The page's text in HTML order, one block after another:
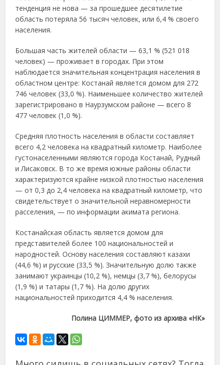
тенденция не нова — за прошедшее десятилетие
область потеряла 56 тысяч человек, или 6,4 % своего
населения.
Большая часть жителей области — 63,1 % (521 018
человек) — проживает в городах. При этом
наблюдается значительная концентрация населения в
областном центре: Костанай является домом для 272
746 человек (33,0 %). Наименьшее количество жителей
зарегистрировано в Наурзумском районе — всего 8
477 человек (1,0 %).
Средняя плотность населения в области составляет
всего 4,2 человека на квадратный километр. Наиболее
густонаселенными являются города Костанай, Рудный
и Лисаковск. В то же время южные районы области
характеризуются крайне низкой плотностью населения
— от 0,3 до 2,4 человека на квадратный километр, что
свидетельствует о значительной неравномерности
расселения, — по информации акимата региона.
Костанайская область является домом для
представителей более 100 национальностей и
народностей. Основу населения составляют казахи
(44,6 %) и русские (33,5 %). Значительную долю также
занимают украинцы (10,2 %), немцы (3,7 %), белорусы
(1,9 %) и татары (1,7 %). На долю других
национальностей приходится 4,4 % населения.
Полина ЦИММЕР, фото из архива «НК»